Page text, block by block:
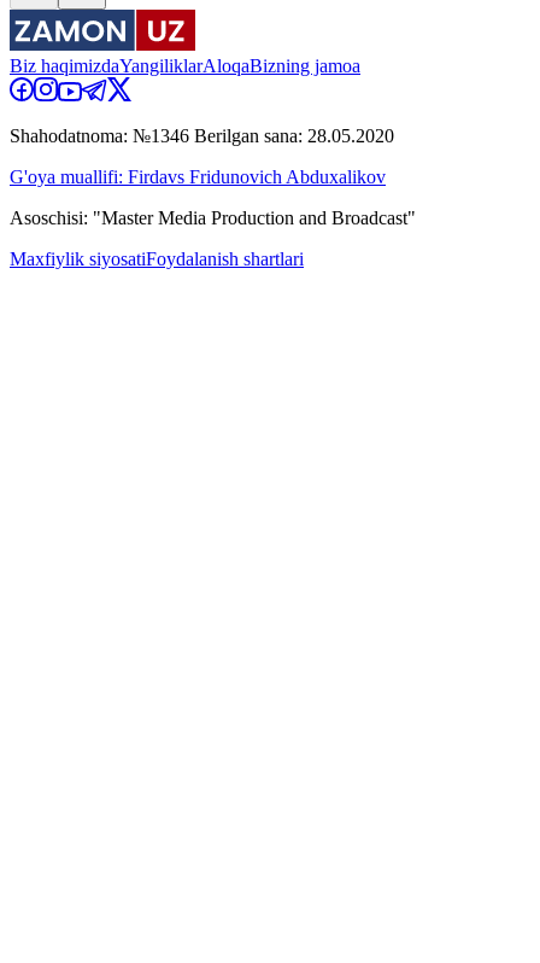
Biz haqimizdaYangiliklarAloqaBizning jamoa
Shahodatnoma: №1346 Berilgan sana: 28.05.2020
G'oya muallifi: Firdavs Fridunovich Abduxalikov
Asoschisi: "Master Media Production and Broadcast"
Maxfiylik siyosatiFoydalanish shartlari